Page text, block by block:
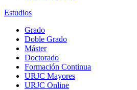
Estudios
Grado
Doble Grado
Máster
Doctorado
Formación Continua
URJC Mayores
URJC Online